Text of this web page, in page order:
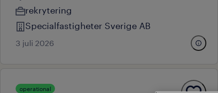
rekrytering
Specialfastigheter Sverige AB
3 juli 2026
operational